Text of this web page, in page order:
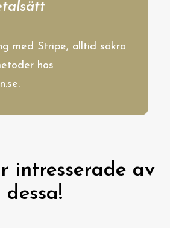
med Stripe, alltid säkra
hos
intresserade av
dessa!